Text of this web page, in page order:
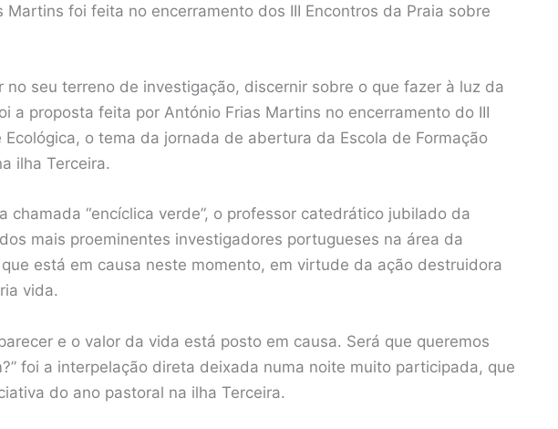
foi feita no encerramento dos III Encontros da Praia sobre
no seu terreno de investigação, discernir sobre o que fazer à luz da
a proposta feita por António Frias Martins no encerramento do III
o tema da jornada de abertura da Escola de Formação
ilha Terceira.
chamada “encíclica verde”, o professor catedrático jubilado da
mais proeminentes investigadores portugueses na área da
está em causa neste momento, em virtude da ação destruidora
vida.
e o valor da vida está posto em causa. Será que queremos
foi a interpelação direta deixada numa noite muito participada, que
do ano pastoral na ilha Terceira.